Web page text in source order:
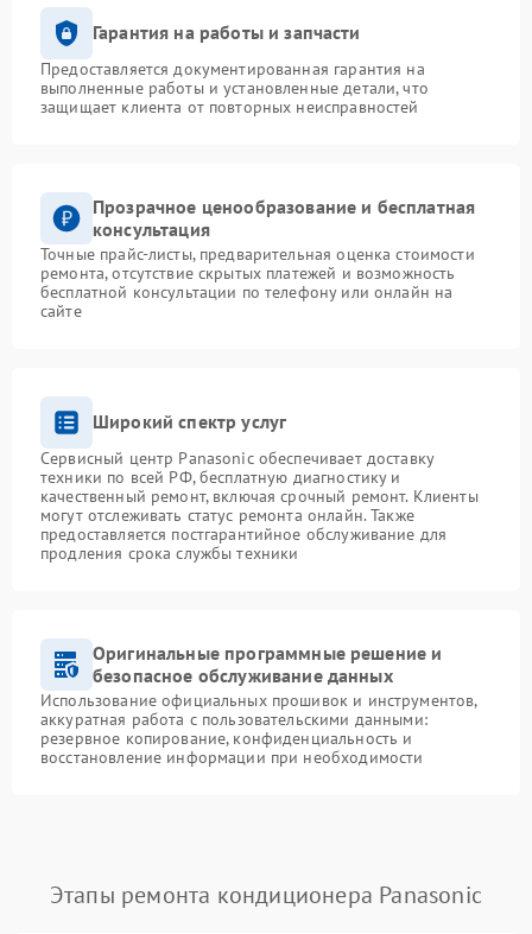
Гарантия на работы и запчасти
Предоставляется документированная гарантия на
выполненные работы и установленные детали, что
защищает клиента от повторных неисправностей
Прозрачное ценообразование и бесплатная
консультация
Точные прайс-листы, предварительная оценка стоимости
ремонта, отсутствие скрытых платежей и возможность
бесплатной консультации по телефону или онлайн на
сайте
Широкий спектр услуг
Сервисный центр Panasonic обеспечивает доставку
техники по всей РФ, бесплатную диагностику и
качественный ремонт, включая срочный ремонт. Клиенты
могут отслеживать статус ремонта онлайн. Также
предоставляется постгарантийное обслуживание для
продления срока службы техники
Оригинальные программные решение и
безопасное обслуживание данных
Использование официальных прошивок и инструментов,
аккуратная работа с пользовательскими данными:
резервное копирование, конфиденциальность и
восстановление информации при необходимости
Этапы ремонта кондиционера Panasonic